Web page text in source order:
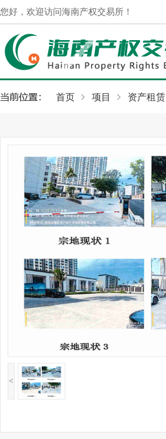
您好，欢迎访问海南产权交易所！
首页 项目 资产租赁
<